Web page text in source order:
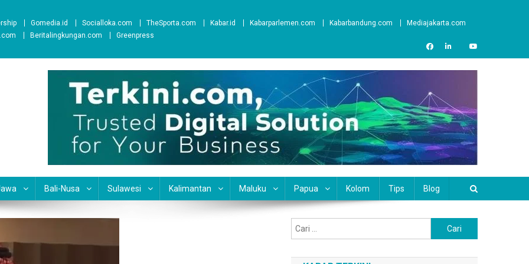
Gomedia.id Socialloka.com TheSporta.com Kabar.id Kabarparlemen.com Kabarbandung.com
Mediajakarta.com
Beritalingkungan.com Greenpress
Bali-Nusa Sulawesi Kalimantan Maluku Papua Kolom Tips Blog
untuk: